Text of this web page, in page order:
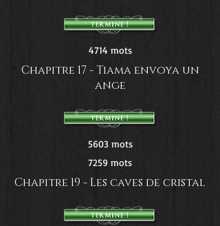
4714 mots
Chapitre 17 - Tiama envoya un
ange
5603 mots
7259 mots
Chapitre 19 - Les caves de cristal